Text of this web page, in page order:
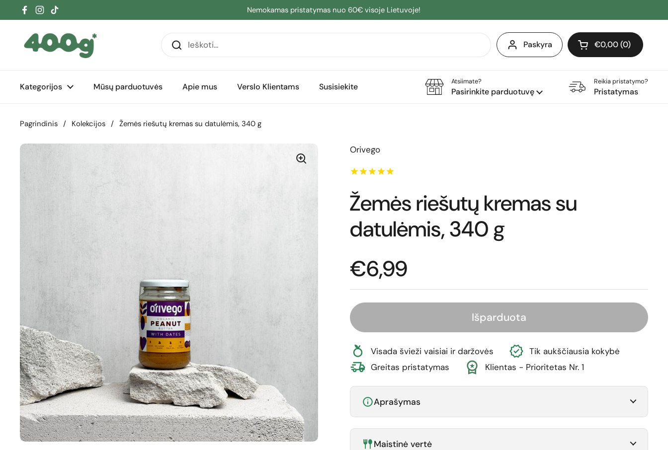
Pereiti prie turinio
Facebook
Instagram
TikTok
Nemokamas pristatymas nuo 60€ visoje Lietuvoje!
Paskyra Atidaryti krepšelį
Pirkinių krepšelis Iš
€0,00 0
produktai (-ų) yra
Kategorijos Mūsų parduotuvės Apie mus Verslo Klientams Susisiekite
Atsiimate?
Pasirinkite parduotuvę
Reikia pristatymo?
Pristatymas
Pagrindinis / Kolekcijos / Žemės riešutų kremas su datulėmis, 340 g
Orivego
Žemės riešutų kremas su
datulėmis, 340 g
Normali kaina
€6,99
Išparduota
Visada švieži vaisiai ir daržovės
Tik aukščiausia kokybė
Greitas pristatymas
Klientas - Prioritetas Nr. 1
Aprašymas
Maistinė vertė